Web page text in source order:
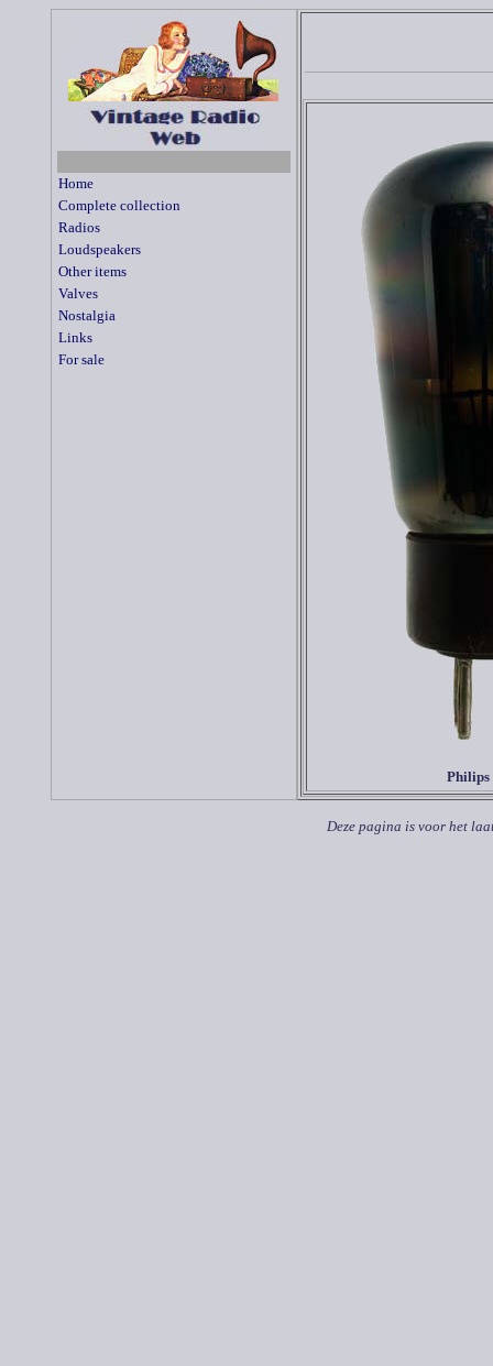
Home
Complete collection
Radios
Loudspeakers
Other items
Valves
Nostalgia
Links
For sale
Philips
Deze pagina is voor het